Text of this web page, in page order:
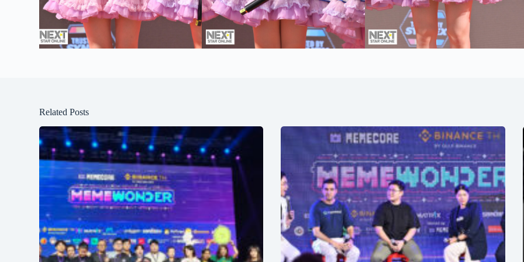
Related Posts